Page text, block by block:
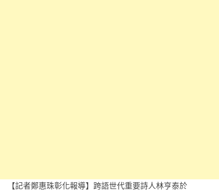
【記者鄭惠珠彰化報導】跨語世代重要詩人林亨泰於